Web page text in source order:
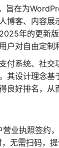
在为
博客、内容
年的更新
对自由定制
付系统、社
其设计理念
好排名，从
业执照签约
无需扫码，